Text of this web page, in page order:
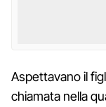
Aspettavano il
chiamata nella